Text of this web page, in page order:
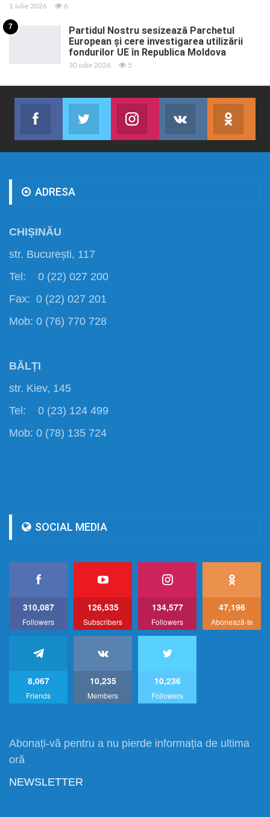
1 iulie 2026 6
7
Partidul Nostru sesizează Parchetul
European și cere investigarea utilizării
fondurilor UE în Republica Moldova
30 iulie 2026 5
Facebook
Abonează-te
Twitter
Join us on TwitterJoin us on Instagram
Abonează-te
ADRESA
CHIȘINĂU
str. București, 117
Tel: 0 (22) 027 200
Fax: 0 (22) 027 201
Mob: 0 (76) 770 728
BĂLȚI
str. Kiev, 145
Tel: 0 (23) 124 499
Mob: 0 (78) 135 724
SOCIAL MEDIA
310,087
Followers
126,535
Subscribers
134,577
Followers
47,196
Abonează-te
8,067
Friends
10,235
Members
10,236
Followers
Abonați-vă pentru a nu pierde informația de ultima
oră
NEWSLETTER